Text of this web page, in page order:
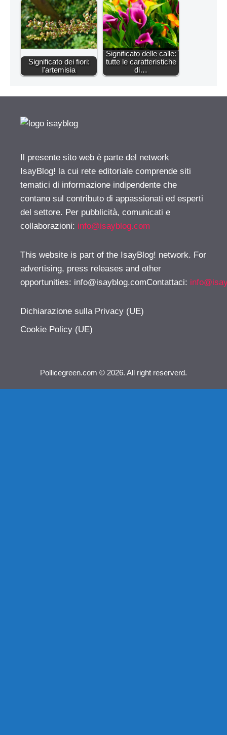
Significato dei fiori:
l'artemisia
Significato delle calle:
tutte le caratteristiche
di…
Il presente sito web è parte del network
IsayBlog! la cui rete editoriale comprende siti
tematici di informazione indipendente che
contano sul contributo di appassionati ed esperti
del settore. Per pubblicità, comunicati e
collaborazioni: info@isayblog.com
This website is part of the IsayBlog! network. For
advertising, press releases and other
opportunities: info@isayblog.comContattaci:
Dichiarazione sulla Privacy (UE)
Cookie Policy (UE)
Pollicegreen.com © 2026. All right reserverd.